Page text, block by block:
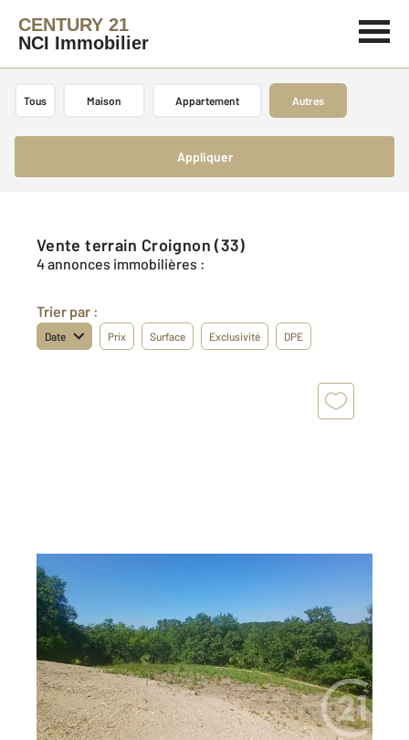
CENTURY 21
NCI Immobilier
Tous Maison Appartement Autres
Appliquer
Vente terrain Croignon (33)
4 annonces immobilières :
Trier par :
Date Prix Surface Exclusivité DPE
CROIGNON 33
632 m
Ref : 8630
Terrain à vendre
77 000 €
CROIGNON Dans un secteur calme et un écrin